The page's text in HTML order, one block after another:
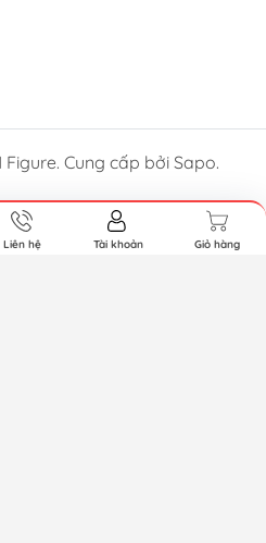
Cung cấp bởi Sapo.
Liên hệ Tài khoản Giỏ hàng